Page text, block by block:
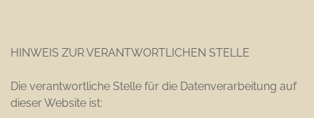
HINWEIS ZUR VERANTWORTLICHEN STELLE
Die verantwortliche Stelle für die Datenverarbeitung auf
dieser Website ist: